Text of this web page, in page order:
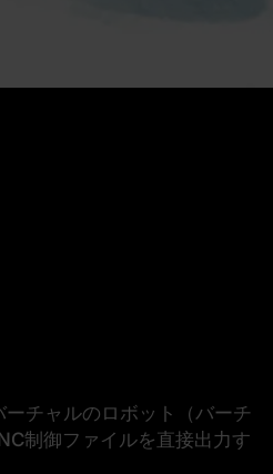
チャルのロボット（ バーチ
制御ファイルを直接出力す